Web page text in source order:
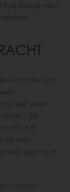
einde van
waarde van
zelf even
Ze
tot
een
een jaar oud
meer